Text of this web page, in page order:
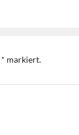
* markiert.